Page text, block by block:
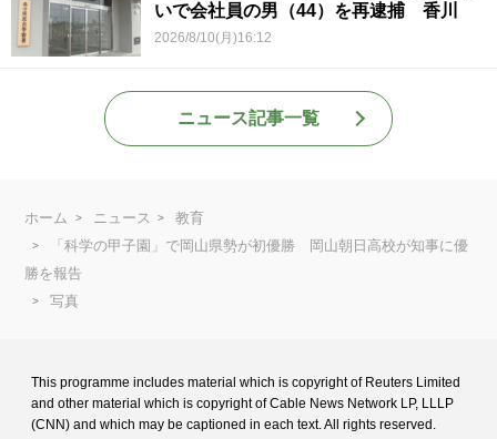
いで会社員の男（44）を再逮捕 香川
2026/8/10(月)16:12
ニュース記事一覧
ホーム ニュース
教育
「科学の甲子園」で岡山県勢が初優勝 岡山朝日高校が知事に優
勝を報告
写真
This programme includes material which is copyright of Reuters Limited
and other material which is copyright of Cable News Network LP, LLLP
(CNN) and which may be captioned in each text. All rights reserved.